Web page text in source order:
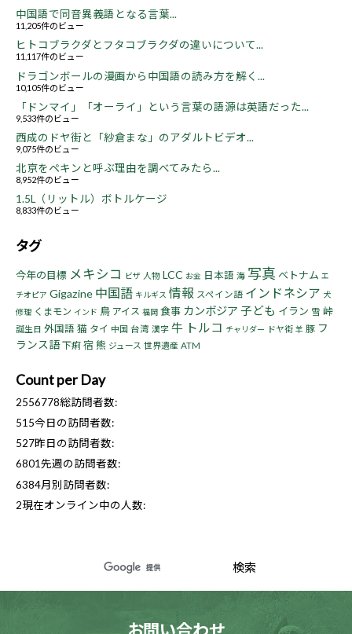
中国語で同音異義語となる言葉...
11,205件のビュー
ヒトコブラクダとフタコブラクダの違いについて...
11,117件のビュー
ドラゴンボールの漫画から中国語の読み方を解く...
10,105件のビュー
「ドンマイ」「オーライ」という言葉の語源は英語だった...
9,533件のビュー
西成のドヤ街と「紗倉まな」のアダルトビデオ...
9,075件のビュー
北京をペキンと呼ぶ理由を調べてみたら...
8,952件のビュー
1.5L（リットル）ボトルケージ
8,833件のビュー
タグ
今年の目標 メキシコ ビザ 人物 LCC お金 日本語 海 写真 ベトナム エ
チオピア Gigazine 中国語 キルギス 情報 スペイン語 インドネシア 犬
修理 くまモン インド 鳥 アイス 福岡 食事 カンボジア 子ども イラン 雪 峠
誕生日 外国語 猫 タイ 中国 台湾 漢字 牛 トルコ チャリダー ドヤ街 羊 豚 フ
ランス語 下痢 宿 熊 ジュース 世界遺産 ATM
Count per Day
2556778総訪問者数:
515今日の訪問者数:
527昨日の訪問者数:
6801先週の訪問者数:
6384月別訪問者数:
2現在オンライン中の人数:
お問い合わせ